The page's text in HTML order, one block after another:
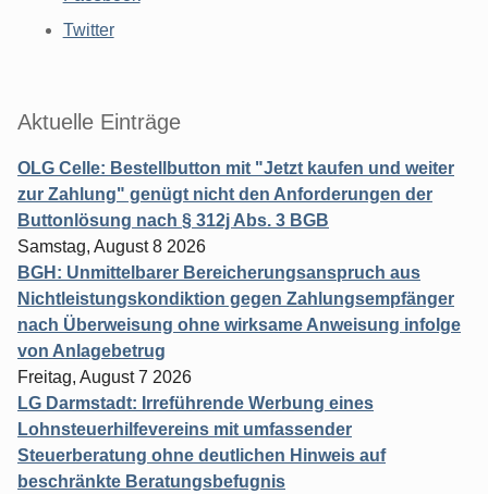
Twitter
Aktuelle Einträge
OLG Celle: Bestellbutton mit "Jetzt kaufen und weiter
zur Zahlung" genügt nicht den Anforderungen der
Buttonlösung nach § 312j Abs. 3 BGB
Samstag, August 8 2026
BGH: Unmittelbarer Bereicherungsanspruch aus
Nichtleistungskondiktion gegen Zahlungsempfänger
nach Überweisung ohne wirksame Anweisung infolge
von Anlagebetrug
Freitag, August 7 2026
LG Darmstadt: Irreführende Werbung eines
Lohnsteuerhilfevereins mit umfassender
Steuerberatung ohne deutlichen Hinweis auf
beschränkte Beratungsbefugnis